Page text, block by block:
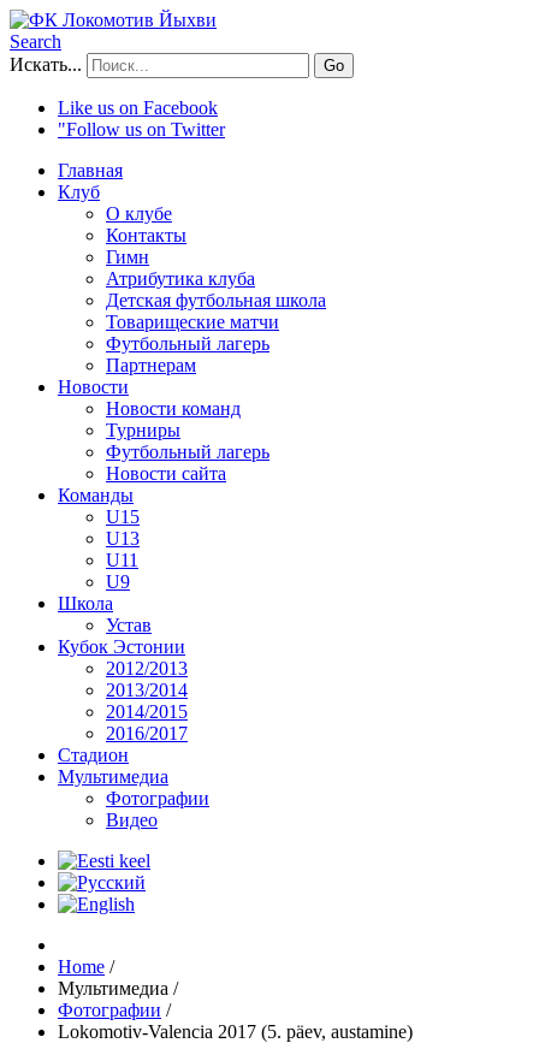
Search
Искать...
Go
Like us on Facebook
"Follow us on Twitter
Главная
Клуб
О клубе
Контакты
Гимн
Атрибутика клуба
Детская футбольная школа
Товарищеские матчи
Футбольный лагерь
Партнерам
Новости
Новости команд
Турниры
Футбольный лагерь
Новости сайта
Команды
U15
U13
U11
U9
Школа
Устав
Кубок Эстонии
2012/2013
2013/2014
2014/2015
2016/2017
Стадион
Мультимедиа
Фотографии
Видео
Home /
Мультимедиа /
Фотографии /
Lokomotiv-Valencia 2017 (5. päev, austamine)